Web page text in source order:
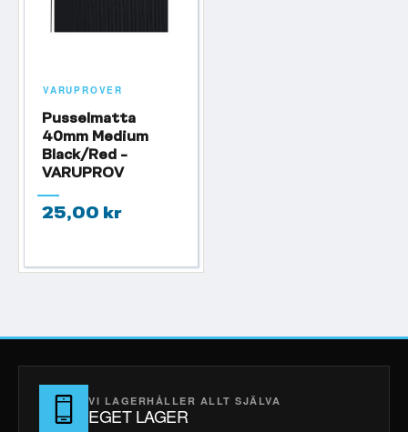
VARUPROVER
Pusselmatta
40mm Medium
Black/Red -
VARUPROV
25,00 kr
VI LAGERHÅLLER ALLT SJÄLVA
EGET LAGER